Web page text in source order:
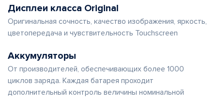
Дисплеи класса Original
Оригинальная сочность, качество изображения, яркость,
цветопередача и чувствительность Touchscreen
Аккумуляторы
От производителей, обеспечивающих более 1000
циклов заряда. Каждая батарея проходит
дополнительный контроль величины номинальной